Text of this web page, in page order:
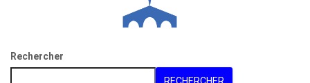
Rechercher
RECHERCHER